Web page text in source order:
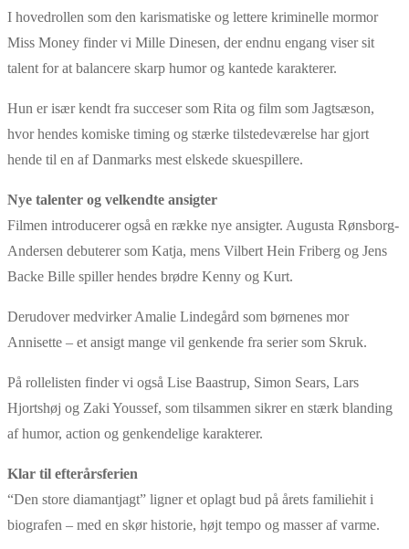
I hovedrollen som den karismatiske og lettere kriminelle mormor
Miss Money finder vi Mille Dinesen, der endnu engang viser sit
talent for at balancere skarp humor og kantede karakterer.
Hun er især kendt fra succeser som Rita og film som Jagtsæson,
hvor hendes komiske timing og stærke tilstedeværelse har gjort
hende til en af Danmarks mest elskede skuespillere.
Nye talenter og velkendte ansigter
Filmen introducerer også en række nye ansigter. Augusta Rønsborg-
Andersen debuterer som Katja, mens Vilbert Hein Friberg og Jens
Backe Bille spiller hendes brødre Kenny og Kurt.
Derudover medvirker Amalie Lindegård som børnenes mor
Annisette – et ansigt mange vil genkende fra serier som Skruk.
På rollelisten finder vi også Lise Baastrup, Simon Sears, Lars
Hjortshøj og Zaki Youssef, som tilsammen sikrer en stærk blanding
af humor, action og genkendelige karakterer.
Klar til efterårsferien
“Den store diamantjagt” ligner et oplagt bud på årets familiehit i
biografen – med en skør historie, højt tempo og masser af varme.